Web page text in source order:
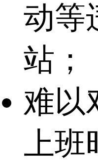
动等
站；
难以
上班